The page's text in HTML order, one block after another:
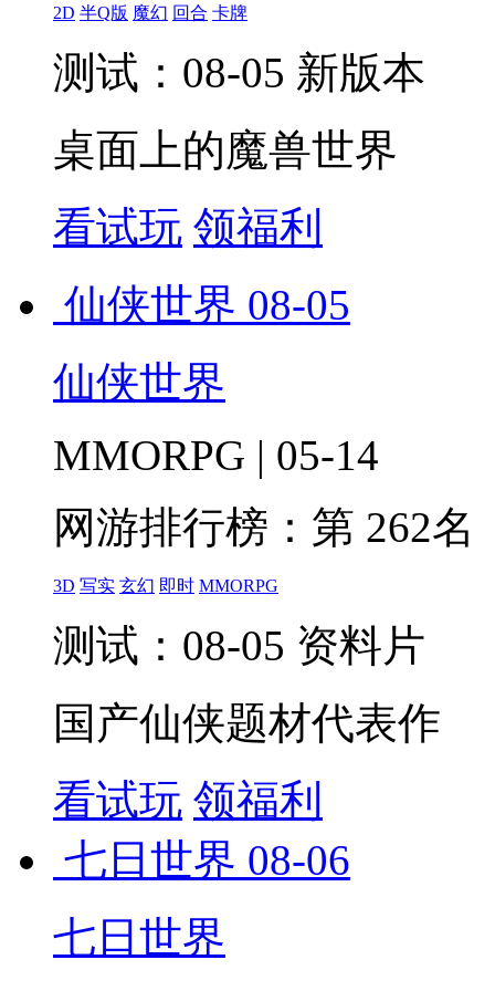
2D 半Q版 魔幻 回合 卡牌
测试：08-05 新版本
桌面上的魔兽世界
看试玩 领福利
仙侠世界 08-05
仙侠世界
MMORPG | 05-14
网游排行榜： 第 262名
3D 写实 玄幻 即时 MMORPG
测试：08-05 资料片
国产仙侠题材代表作
看试玩 领福利
七日世界 08-06
七日世界